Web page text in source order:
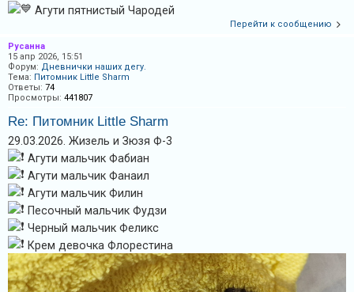
Агути пятнистый Чародей
Перейти к сообщению
Русанна
15 апр 2026, 15:51
Форум: Дневнички наших дегу.
Тема: Питомник Little Sharm
Ответы: 74
Просмотры: 441807
Re: Питомник Little Sharm
29.03.2026. Жизель и Зюзя Ф-3
Агути мальчик Фабиан
Агути мальчик Фанаил
Агути мальчик Филин
Песочный мальчик Фудзи
Черный мальчик Феликс
Крем девочка Флорестина